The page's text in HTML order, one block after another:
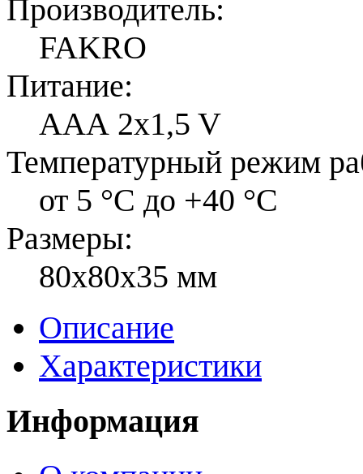
Производитель:
FAKRO
Питание:
ААА 2x1,5 V
Температурный режим
от 5 °С до +40 °С
Размеры:
80x80x35 мм
Описание
Характеристики
Информация